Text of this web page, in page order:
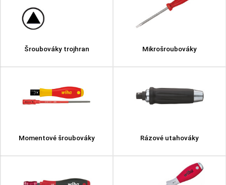
Šroubováky trojhran Mikrošroubováky
Momentové šroubováky Rázové utahováky